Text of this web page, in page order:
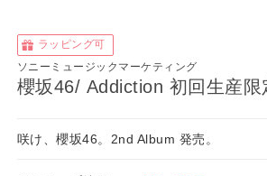
ラッピング可
ソニーミュージックマーケティング
櫻坂46/ Addiction 初回生産限
咲け、櫻坂46。2nd Album 発売。